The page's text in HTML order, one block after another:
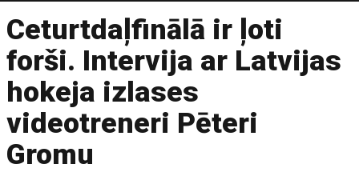
Ceturtdaļfinālā ir ļoti
forši. Intervija ar Latvijas
hokeja izlases
videotreneri Pēteri
Gromu